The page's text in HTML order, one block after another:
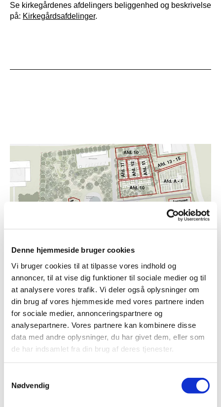
Denne hjemmeside bruger cookies
Vi bruger cookies til at tilpasse vores indhold og
annoncer, til at vise dig funktioner til sociale medier og til
at analysere vores trafik. Vi deler også oplysninger om
din brug af vores hjemmeside med vores partnere inden
for sociale medier, annonceringspartnere og
analysepartnere. Vores partnere kan kombinere disse
data med andre oplysninger, du har givet dem, eller som
de har indsamlet fra din brug af deres tjenester.
Nødvendig
Se kirkegårdenes afdelingers beliggenhed og beskrivelse
på: Kirkegårdsafdelinger.
Kirkegårdsafdelinger
Gennemgang af Vallensbæk Sogns
kirkegårdsafdelinger og beskrivelse af
kistegravsteder, urnegravsteder, anonyme
fællesgravsteder samt den nye skovkirkegård (kort:
Anne Stausholm).
Kirkegårdsafdelinger